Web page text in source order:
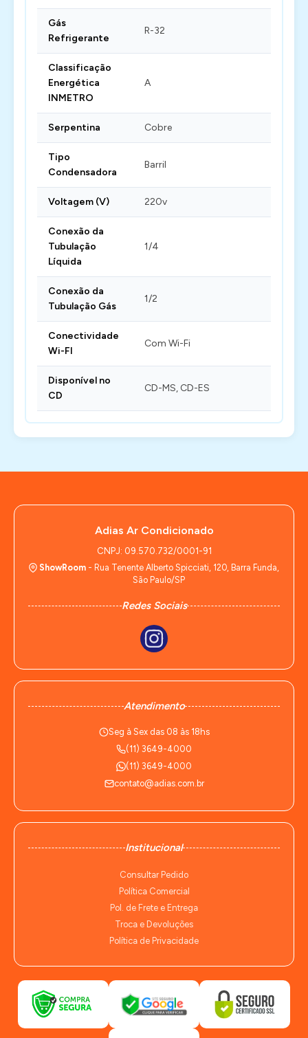
Gás
Refrigerante
R-32
Classificação
Energética
INMETRO
A
Serpentina Cobre
Tipo
Condensadora
Barril
Voltagem (V) 220v
Conexão da
Tubulação
Líquida
1/4
Conexão da
Tubulação Gás
1/2
Conectividade
Wi-FI
Com Wi-Fi
Disponível no
CD
CD-MS, CD-ES
Adias Ar Condicionado
CNPJ: 09.570.732/0001-91
ShowRoom- Rua Tenente Alberto Spicciati, 120, Barra Funda,
São Paulo/SP
Redes Sociais
Atendimento
Seg à Sex das 08 às 18hs
(11) 3649-4000
(11) 3649-4000
contato@adias.com.br
Institucional
Consultar Pedido
Política Comercial
Pol. de Frete e Entrega
Troca e Devoluções
Política de Privacidade